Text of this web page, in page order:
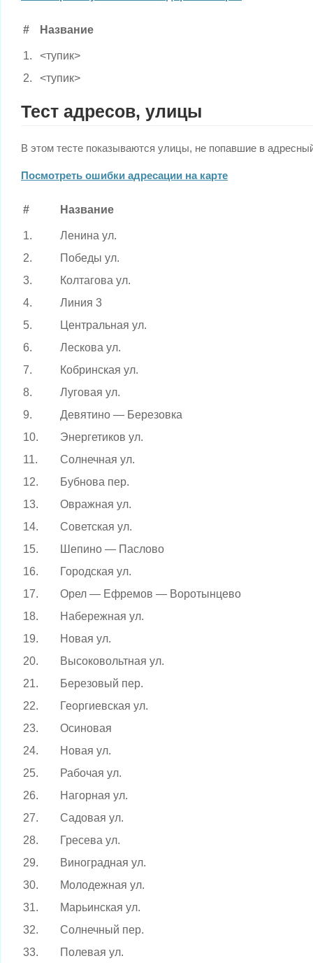
# Название
1.
<тупик>
2.
<тупик>
Тест адресов, улицы
В этом тесте показываются улицы, не попавшие в
Посмотреть ошибки адресации на карте
# Название
1.
Ленина ул.
2.
Победы ул.
3.
Колтагова ул.
4.
Линия 3
5.
Центральная ул.
6.
Лескова ул.
7.
Кобринская ул.
8.
Луговая ул.
9.
Девятино — Березовка
10.
Энергетиков ул.
11.
Солнечная ул.
12.
Бубнова пер.
13.
Овражная ул.
14.
Советская ул.
15.
Шепино — Паслово
16.
Городская ул.
17.
Орел — Ефремов — Воротынцево
18.
Набережная ул.
19.
Новая ул.
20.
Высоковольтная ул.
21.
Березовый пер.
22.
Георгиевская ул.
23.
Осиновая
24.
Новая ул.
25.
Рабочая ул.
26.
Нагорная ул.
27.
Садовая ул.
28.
Гресева ул.
29.
Виноградная ул.
30.
Молодежная ул.
31.
Марьинская ул.
32.
Солнечный пер.
33.
Полевая ул.